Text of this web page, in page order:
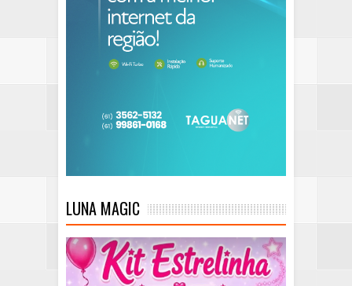
LUNA MAGIC